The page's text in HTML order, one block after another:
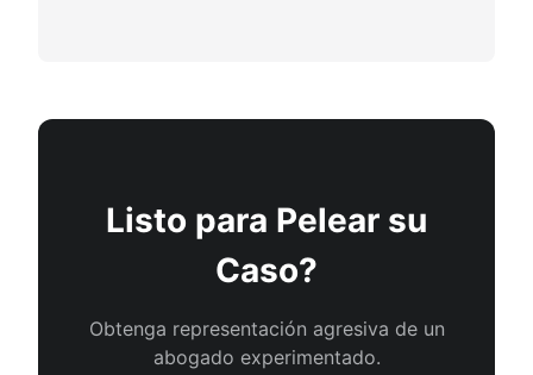
Listo para Pelear su
Caso?
Obtenga representación agresiva de un
abogado experimentado.